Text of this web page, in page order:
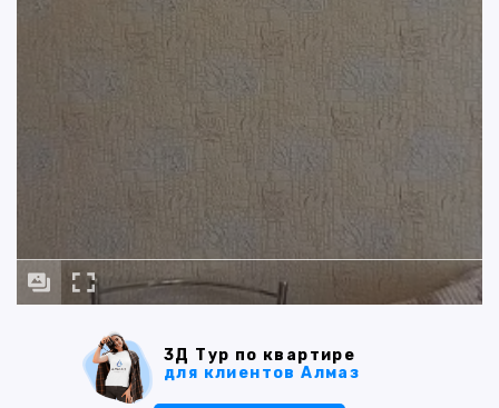
3Д Тур по квартире
для клиентов Алмаз